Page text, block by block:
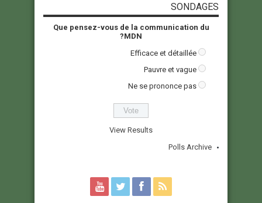
SONDAGES
Que pensez-vous de la communication du
MDN?
Efficace et détaillée
Pauvre et vague
Ne se prononce pas
View Results
Polls Archive